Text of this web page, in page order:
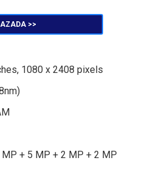
>>
1080 x 2408 pixels
MP + 5 MP + 2 MP + 2 MP